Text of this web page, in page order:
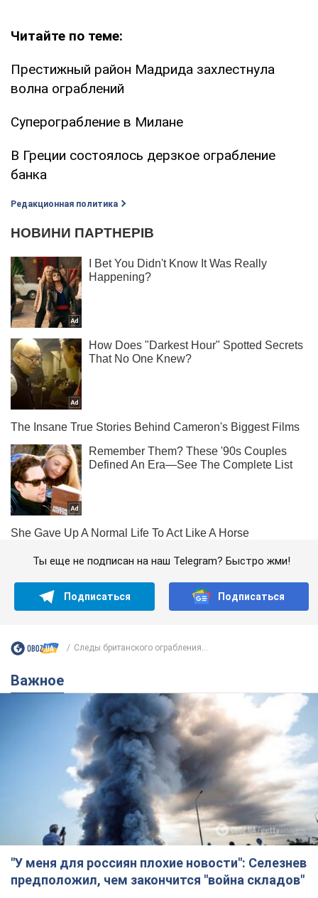
Читайте по теме:
Престижный район Мадрида захлестнула
волна ограблений
Суперограбление в Милане
В Греции состоялось дерзкое ограбление
банка
Редакционная политика
Ты еще не подписан на наш Telegram? Быстро жми!
Подписаться Подписаться
Следы британского ограбления...
Важное
"У меня для россиян плохие новости": Селезнев
предположил, чем закончится "война складов"